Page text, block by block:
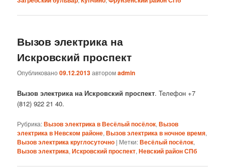
Вызов электрика на
Искровский проспект
Опубликовано09.12.2013авторомadmin
Вызов электрика на Искровский проспект. Телефон +7
(812) 922 21 40.
Рубрика:Вызов электрика в Весёлый посёлок,Вызов
электрика в Невском районе,Вызов электрика в ночное время,
Вызов электрика круглосуточно | Метки:Весёлый посёлок,
Вызов электрика,Искровский проспект,Невский район СПб